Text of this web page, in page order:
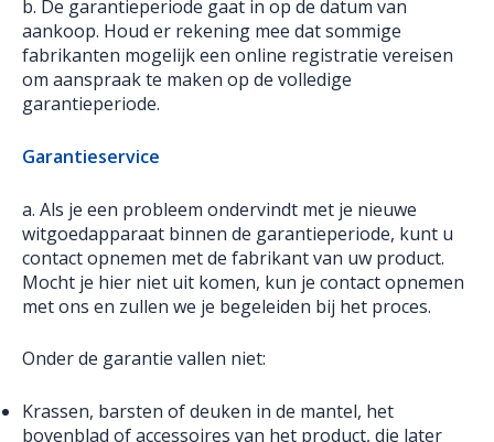
b. De garantieperiode gaat in op de datum van
aankoop. Houd er rekening mee dat sommige
fabrikanten mogelijk een online registratie vereisen
om aanspraak te maken op de volledige
garantieperiode.
Garantieservice
a. Als je een probleem ondervindt met je nieuwe
witgoedapparaat binnen de garantieperiode, kunt u
contact opnemen met de fabrikant van uw product.
Mocht je hier niet uit komen, kun je contact opnemen
met ons en zullen we je begeleiden bij het proces.
Onder de garantie vallen niet:
Krassen, barsten of deuken in de mantel, het
bovenblad of accessoires van het product, die later